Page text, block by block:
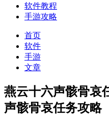
软件教程
手游攻略
首页
软件
手游
文章
燕云十六声骸骨哀
声骸骨哀任务攻略